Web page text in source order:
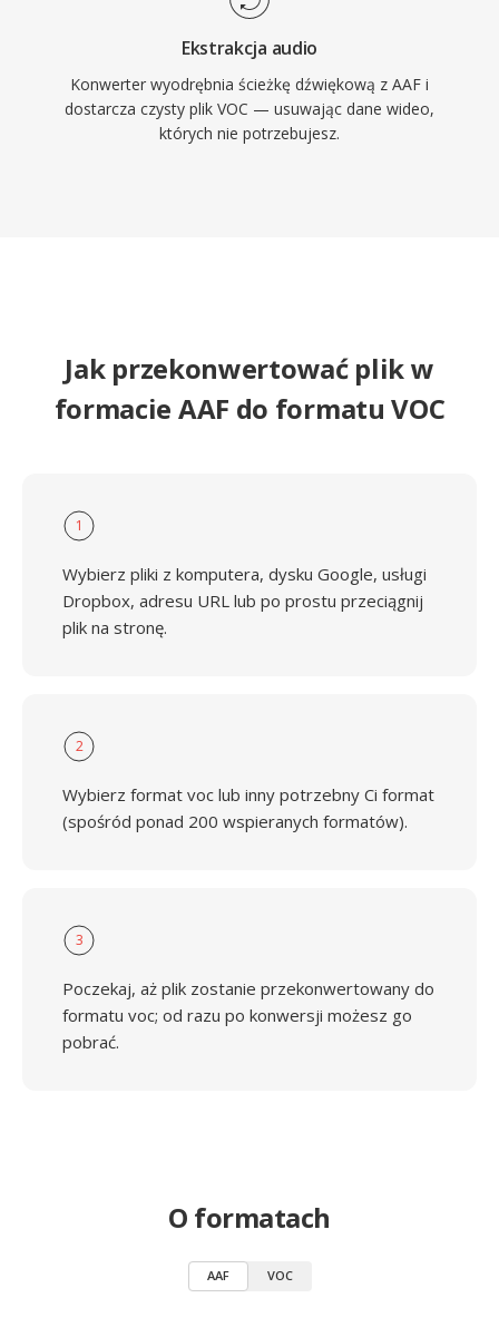
Ekstrakcja audio
Konwerter wyodrębnia ścieżkę dźwiękową z AAF i
dostarcza czysty plik VOC — usuwając dane wideo,
których nie potrzebujesz.
Jak przekonwertować plik w
formacie AAF do formatu VOC
1
Wybierz pliki z komputera, dysku Google, usługi
Dropbox, adresu URL lub po prostu przeciągnij
plik na stronę.
2
Wybierz format voc lub inny potrzebny Ci format
(spośród ponad 200 wspieranych formatów).
3
Poczekaj, aż plik zostanie przekonwertowany do
formatu voc; od razu po konwersji możesz go
pobrać.
O formatach
AAF VOC